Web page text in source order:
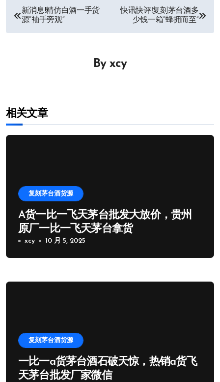
文
章
新消息!精仿白酒一手货
源“袖手旁观”
快讯快评!复刻茅台酒多
少钱一箱“蜂拥而至”
By xcy
相关文章
复刻茅台酒货源
A货一比一飞天茅台批发大放价，贵州
原厂一比一飞天茅台拿货
xcy 10 月 5, 2025
复刻茅台酒货源
一比一a货茅台酒石破天惊，热销a货飞
天茅台批发厂家微信